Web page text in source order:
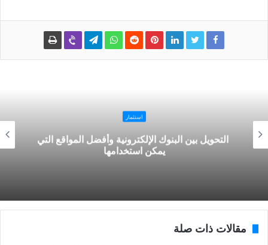
استثمار
التحويل بين البنوك الإلكترونية وأفضل المواقع التي
يمكن استخدامها
مقالات ذات صلة